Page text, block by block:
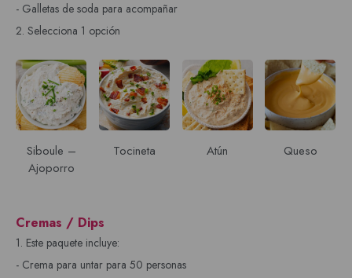
- Galletas de soda para acompañar
2. Selecciona 1 opción
Siboule –
Ajoporro
Tocineta Atún Queso
Cremas / Dips
1. Este paquete incluye:
- Crema para untar para 50 personas